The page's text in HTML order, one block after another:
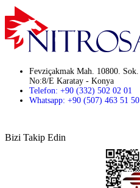
Fevziçakmak Mah. 10800. Sok.
No:8/E Karatay - Konya
Telefon: +90 (332) 502 02 01
Whatsapp: +90 (507) 463 51 50
Bizi Takip Edin